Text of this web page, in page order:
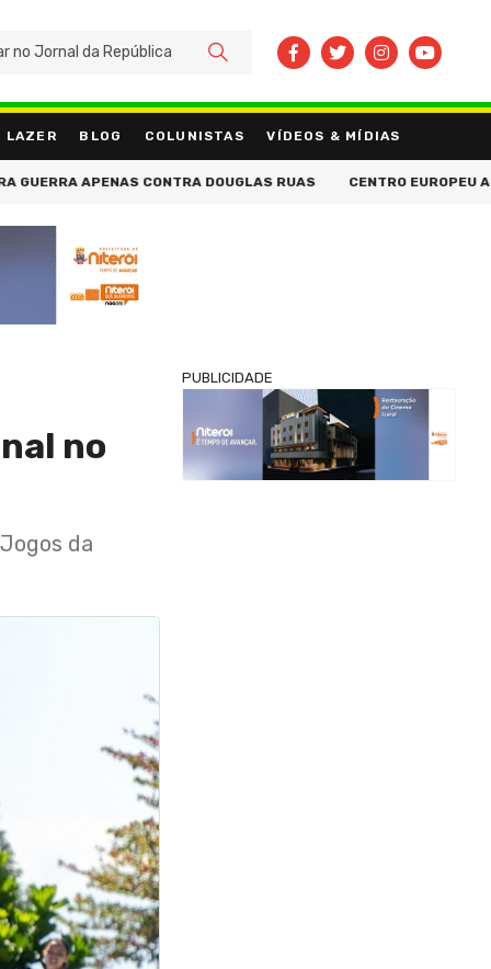
LAZER BLOG COLUNISTAS VÍDEOS & MÍDIAS
CONTRA DOUGLAS RUAS CENTRO EUROPEU APOSTA NA
BUSCAR
no
da
PUBLICIDADE